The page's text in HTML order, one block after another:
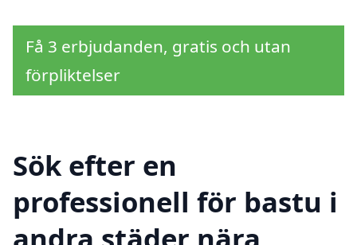
Få 3 erbjudanden, gratis och utan
förpliktelser
Sök efter en
professionell för bastu i